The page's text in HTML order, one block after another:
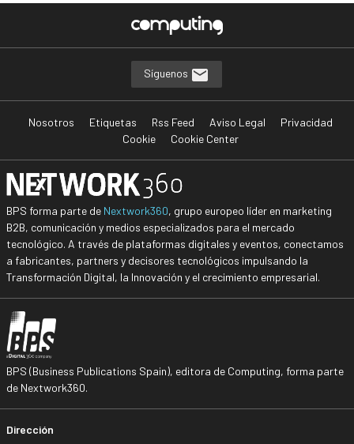
Síguenos
Nosotros Etiquetas Rss Feed Aviso Legal
Privacidad
Cookie
Cookie Center
BPS forma parte de Nextwork360, grupo europeo líder en marketing
B2B, comunicación y medios especializados para el mercado
tecnológico. A través de plataformas digitales y eventos, conectamos
a fabricantes, partners y decisores tecnológicos impulsando la
Transformación Digital, la Innovación y el crecimiento empresarial.
BPS (Business Publications Spain), editora de Computing, forma parte
de Nextwork360.
Dirección